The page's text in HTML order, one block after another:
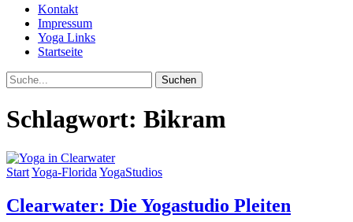
Kontakt
Impressum
Yoga Links
Startseite
Suche
Schlagwort: Bikram
StartYoga-Florida YogaStudios
Clearwater: Die Yogastudio Pleiten